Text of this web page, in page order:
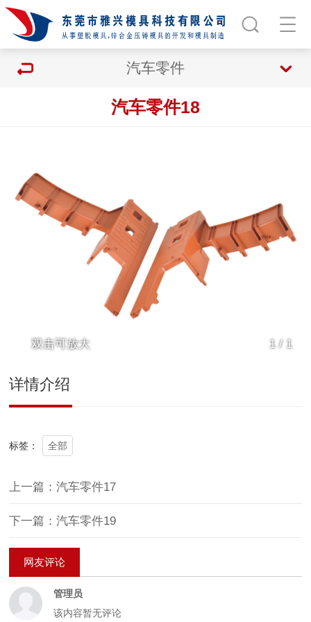
汽车零件
汽车零件18
1/ 1
双击可放大
详情介绍
标签： 全部
上一篇：汽车零件17
下一篇：汽车零件19
网友评论
管理员
该内容暂无评论